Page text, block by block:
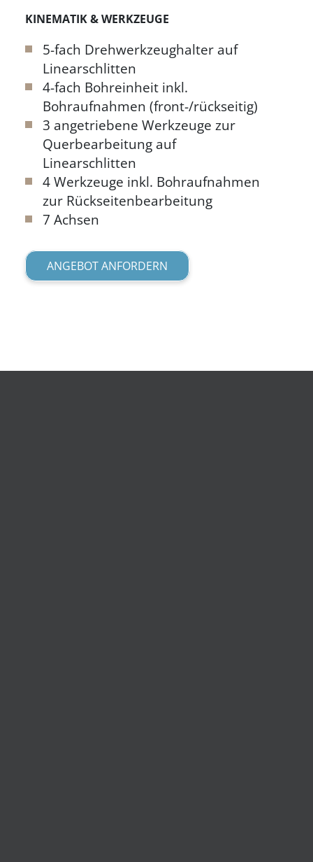
KINEMATIK & WERKZEUGE
5-fach Drehwerkzeughalter auf
Linearschlitten
4-fach Bohreinheit inkl.
Bohraufnahmen (front-/rückseitig)
3 angetriebene Werkzeuge zur
Querbearbeitung auf
Linearschlitten
4 Werkzeuge inkl. Bohraufnahmen
zur Rückseitenbearbeitung
7 Achsen
ANGEBOT ANFORDERN